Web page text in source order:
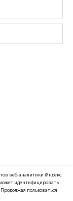
веб-аналитики (Яндекс.
идентифицировать
пользоваться